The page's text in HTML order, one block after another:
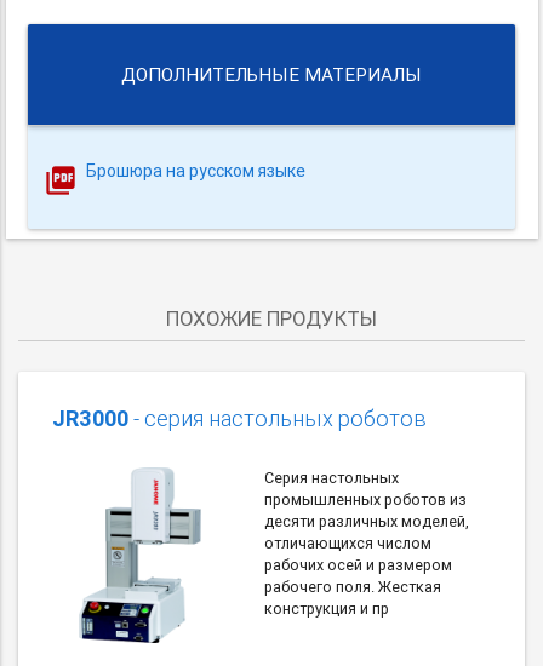
ДОПОЛНИТЕЛЬНЫЕ МАТЕРИАЛЫ
Брошюра на русском языке
ПОХОЖИЕ ПРОДУКТЫ
JR3000- серия настольных роботов
Серия настольных
промышленных роботов из
десяти различных моделей,
отличающихся числом
рабочих осей и размером
рабочего поля. Жесткая
конструкция и пр